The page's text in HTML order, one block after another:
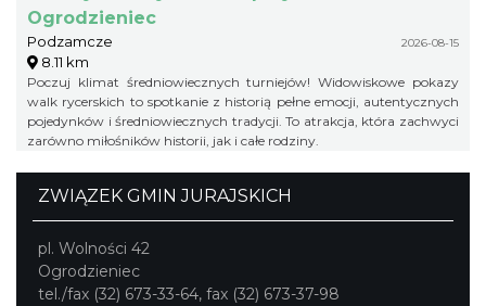
Ogrodzieniec
Podzamcze 2026-08-15
8.11 km
Poczuj klimat średniowiecznych turniejów! Widowiskowe pokazy
walk rycerskich to spotkanie z historią pełne emocji, autentycznych
pojedynków i średniowiecznych tradycji. To atrakcja, która zachwyci
zarówno miłośników historii, jak i całe rodziny.
ZWIĄZEK GMIN JURAJSKICH
pl. Wolności 42
Ogrodzieniec
tel./fax (32) 673-33-64, fax (32) 673-37-98